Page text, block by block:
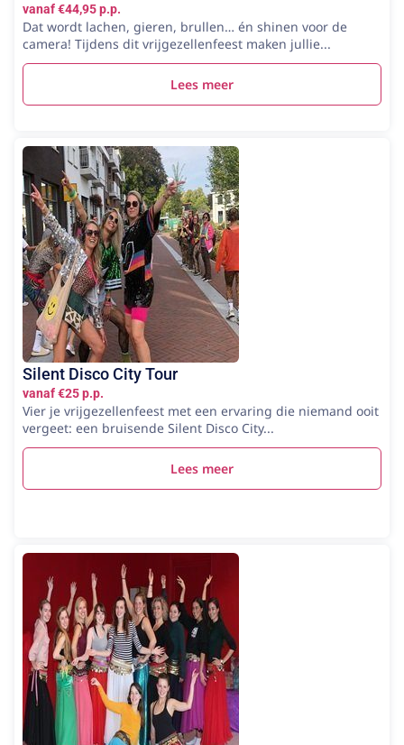
vanaf €44,95 p.p.
Dat wordt lachen, gieren, brullen… én shinen voor de
camera! Tijdens dit vrijgezellenfeest maken jullie...
Lees meer
Silent Disco City Tour
vanaf €25 p.p.
Vier je vrijgezellenfeest met een ervaring die niemand ooit
vergeet: een bruisende Silent Disco City...
Lees meer